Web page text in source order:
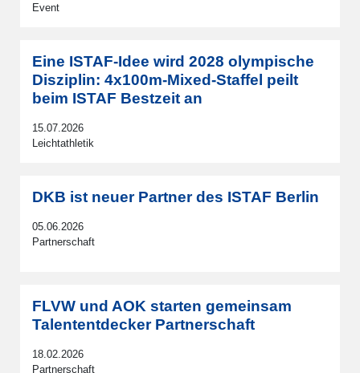
Event
Eine ISTAF-Idee wird 2028 olympische
Disziplin: 4x100m-Mixed-Staffel peilt
beim ISTAF Bestzeit an
15.07.2026
Leichtathletik
DKB ist neuer Partner des ISTAF Berlin
05.06.2026
Partnerschaft
FLVW und AOK starten gemeinsam
Talententdecker Partnerschaft
18.02.2026
Partnerschaft